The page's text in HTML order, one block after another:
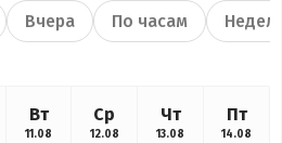
Вчера По часам
Вт
11.08
Ср
12.08
Чт
13.08
Пт
14.08